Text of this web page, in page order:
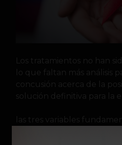
Los tratamientos no han
lo que faltan más análisis
concusión acerca de la
solución definitiva para la
las tres variables